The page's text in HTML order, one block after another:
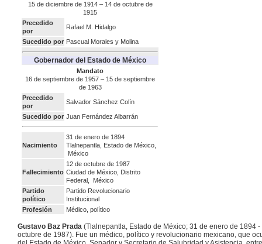
15 de diciembre de 1914 – 14 de octubre de
1915
Precedido
por
Rafael M. Hidalgo
Sucedido por Pascual Morales y Molina
Gobernador del Estado de México
Mandato
16 de septiembre de 1957 – 15 de septiembre
de 1963
Precedido
por
Salvador Sánchez Colín
Sucedido por Juan Fernández Albarrán
Nacimiento
31 de enero de 1894
Tlalnepantla, Estado de México,
México
Fallecimiento
12 de octubre de 1987
Ciudad de México, Distrito
Federal,
México
Partido
político
Partido Revolucionario
Institucional
Profesión
Médico, político
Gustavo Baz Prada (Tlalnepantla, Estado de México; 31 de enero de 1894
octubre de 1987). Fue un médico, político y revolucionario mexicano, que